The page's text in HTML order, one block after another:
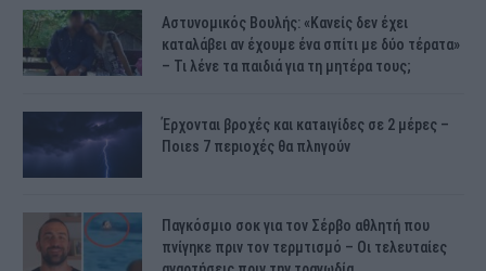
Αστυνομικός Bουλής: «Κανείς δεν έχει
καταλάβει αν έχουμε ένα σπίτι με δύο τέρατα»
– Τι λένε τα παιδιά για τη μητέρα τους;
Έρχονται βροχές και κατaιγίδες σε 2 μέpες –
Ποιεs 7 πεpιοχές θα πλnγούν
Παγκόσμιο σοκ για τον Σέρβο αθλητή που
πνίγηκε πριν τον τερμτισμό – Οι τελευταίες